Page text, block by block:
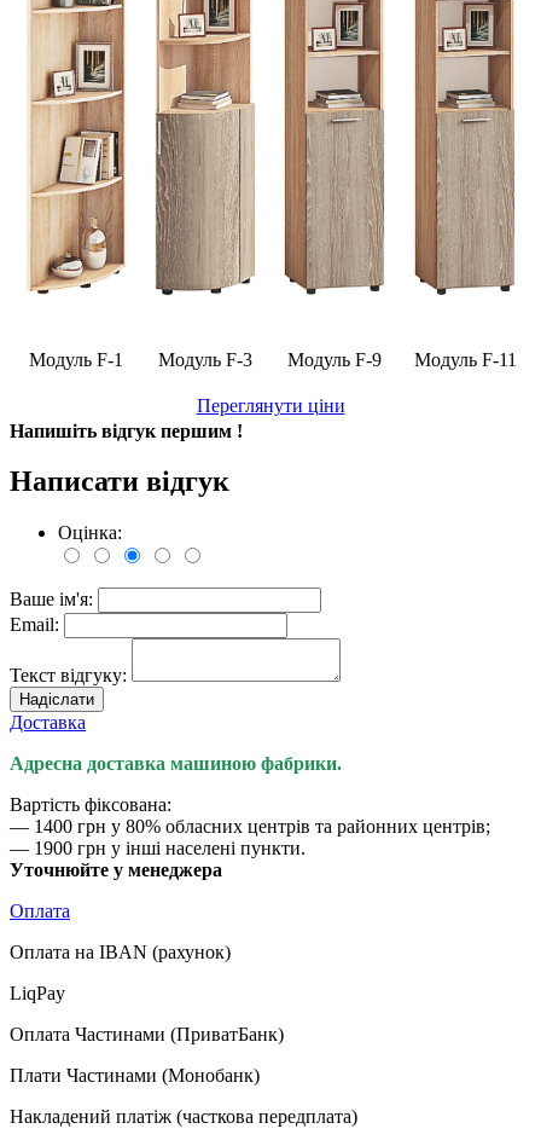
Модуль F-1 Модуль F-3 Модуль F-9 Модуль F-11
Переглянути ціни
Напишіть відгук першим !
Написати відгук
Оцінка:
Ваше ім'я:
Email:
Текст відгуку:
Надіслати
Доставка
Адресна доставка машиною фабрики.
Вартість фіксована:
— 1400 грн у 80% обласних центрів та районних центрів;
— 1900 грн у інші населені пункти.
Уточнюйте у менеджера
Оплата
Оплата на IBAN (рахунок)
LiqPay
Оплата Частинами (ПриватБанк)
Плати Частинами (Монобанк)
Накладений платіж (часткова передплата)